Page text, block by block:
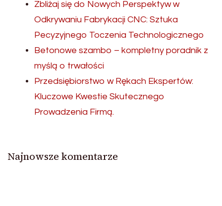
Zbliżaj się do Nowych Perspektyw w
Odkrywaniu Fabrykacji CNC: Sztuka
Pecyzyjnego Toczenia Technologicznego
Betonowe szambo – kompletny poradnik z
myślą o trwałości
Przedsiębiorstwo w Rękach Ekspertów:
Kluczowe Kwestie Skutecznego
Prowadzenia Firmą.
Najnowsze komentarze